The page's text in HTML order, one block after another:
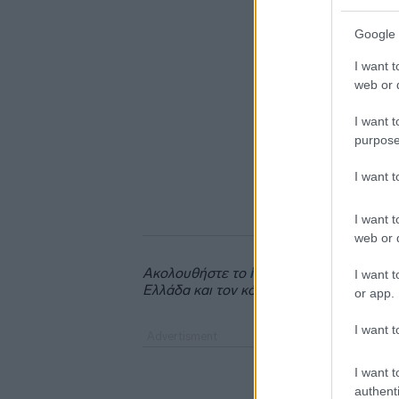
Google
I want
web or
I want
I want
I want
web or
I want
or app.
I want
I want
Ακολουθήστε το insider.gr στο Google
Ελλάδα και τον κόσμο.